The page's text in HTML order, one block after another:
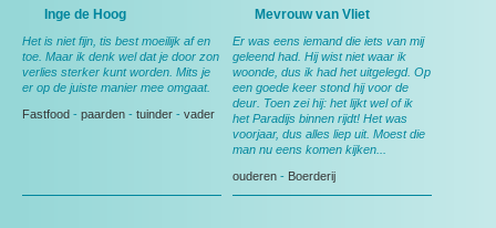
Inge de Hoog
Het is niet fijn, tis best moeilijk af en
toe. Maar ik denk wel dat je door zon
verlies sterker kunt worden. Mits je
er op de juiste manier mee omgaat.
Fastfood - paarden - tuinder - vader
Mevrouw van Vliet
Er was eens iemand die iets van mij
geleend had. Hij wist niet waar ik
woonde, dus ik had het uitgelegd. Op
een goede keer stond hij voor de
deur. Toen zei hij: het lijkt wel of ik
het Paradijs binnen rijdt! Het was
voorjaar, dus alles liep uit. Moest die
man nu eens komen kijken...
ouderen - Boerderij